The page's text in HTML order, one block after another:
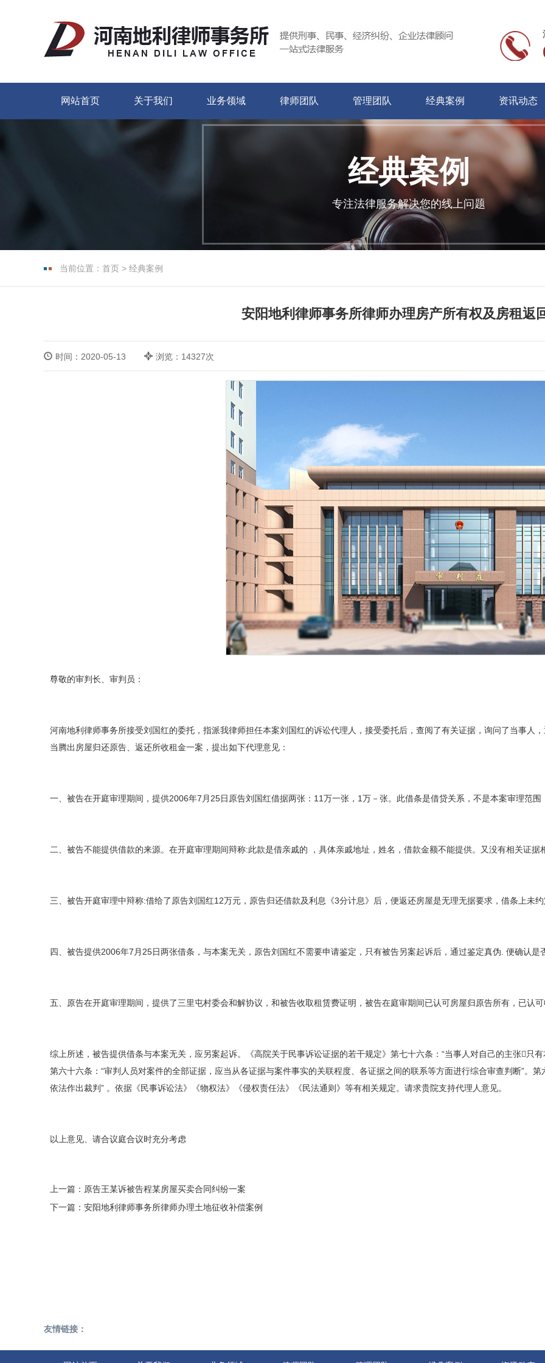
网站首页 关于我们 业务领域 律师团队 管理团队 经典案例 资讯动态
经典案例
专注法律服务解决您的线上问题
当前位置： 首页 > 经典案例
安阳地利律师事务所律师办理房产所有权及房租返
时间：2020-05-13 浏览：14327次
尊敬的审判长、审判员：
河南地利律师事务所接受刘国红的委托，指派我律师担任本案刘国红的诉讼代理人，接受委托后，查阅了有关证据，询问了当事人
当腾出房屋归还原告、返还所收租金一案，提出如下代理意见：
一、被告在开庭审理期间，提供2006年7月25日原告刘国红借据两张：11万一张，1万－张。此借条是借贷关系，不是本案审理范
二、被告不能提供借款的来源。在开庭审理期间辩称:此款是借亲戚的 ，具体亲戚地址，姓名，借款金额不能提供。又没有相关证
三、被告开庭审理中辩称:借给了原告刘国红12万元，原告归还借款及利息《3分计息》后，便返还房屋是无理无据要求，借条上未
四、被告提供2006年7月25日两张借条，与本案无关，原告刘国红不需要申请鉴定，只有被告另案起诉后，通过鉴定真伪. 便确认是
五、原告在开庭审理期间，提供了三里屯村委会和解协议，和被告收取租赁费证明，被告在庭审期间已认可房屋归原告所有，已认
综上所述，被告提供借条与本案无关，应另案起诉。《高院关于民事诉讼证据的若干规定》第七十六条：“当事人对自己的主张只
第六十六条：“审判人员对案件的全部证据，应当从各证据与案件事实的关联程度、各证据之间的联系等方面进行综合审查判断”。
依法作出裁判” 。依据《民事诉讼法》《物权法》《侵权责任法》《民法通则》等有相关规定。请求贵院支持代理人意见。
以上意见、请合议庭合议时充分考虑
上一篇： 原告王某诉被告程某房屋买卖合同纠纷一案
下一篇： 安阳地利律师事务所律师办理土地征收补偿案例
友情链接：